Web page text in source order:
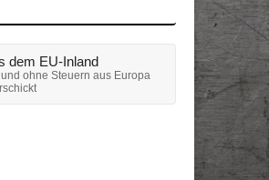
dem EU-Inland
ohne Steuern aus Europa